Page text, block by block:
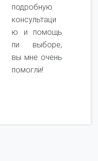
подробную
консультаци
ю и помощь
пи выборе,
вы мне очень
помогли!